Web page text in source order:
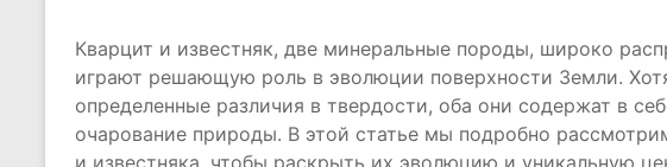
Кварцит и известняк, две минеральные породы, широко
играют решающую роль в эволюции поверхности Земли.
определенные различия в твердости, оба они содержат в
очарование природы. В этой статье мы подробно
и известняка, чтобы раскрыть их эволюцию и уникальную